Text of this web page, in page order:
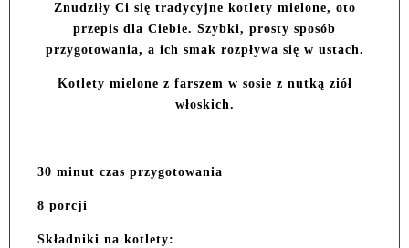
Znudziły Ci się tradycyjne kotlety mielone, oto
przepis dla Ciebie. Szybki, prosty sposób
przygotowania, a ich smak rozpływa się w ustach.
Kotlety mielone z farszem w sosie z nutką ziół
włoskich.
30 minut czas przygotowania
8 porcji
Składniki na kotlety: